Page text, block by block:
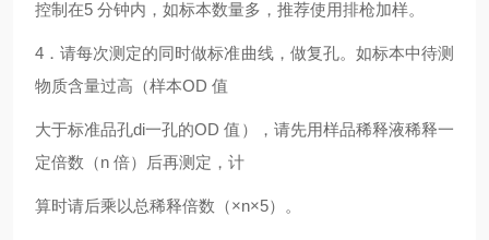
控制在5 分钟内，如标本数量多，推荐使用排枪加样。
4．请每次测定的同时做标准曲线，做复孔。如标本中待测
物质含量过高（样本OD 值
大于标准品孔di一孔的OD 值），请先用样品稀释液稀释一
定倍数（n 倍）后再测定，计
算时请后乘以总稀释倍数（×n×5）。